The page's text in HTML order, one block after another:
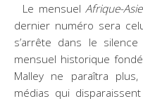
Le mensuel Afrique-Asie
dernier numéro sera
s’arrête dans le
mensuel historique
Malley ne paraîtra
médias qui